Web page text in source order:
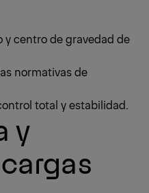
y centro de gravedad de
normativas de
total y estabilidad.
y